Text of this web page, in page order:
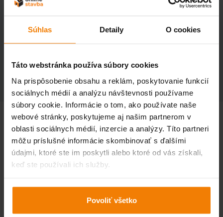
Súhlas Detaily O cookies
Táto webstránka používa súbory cookies
Na prispôsobenie obsahu a reklám, poskytovanie funkcií
sociálnych médií a analýzu návštevnosti používame
súbory cookie. Informácie o tom, ako používate naše
webové stránky, poskytujeme aj našim partnerom v
oblasti sociálnych médií, inzercie a analýzy. Títo partneri
môžu príslušné informácie skombinovať s ďalšími
údajmi, ktoré ste im poskytli alebo ktoré od vás získali,
keď ste používali ich služby.
Povoliť všetko
TECHNICKÉ ÚDAJE
Zárubňa na sadrokartón 100 mm – pre priečku 100 mm
(pravé aj ľavé prevedenie)
Kvalitná oceľová zárubňa určená pre montáž do
60 cm, 70 cm, 80 cm a 90 cm , pričom je dostupná v